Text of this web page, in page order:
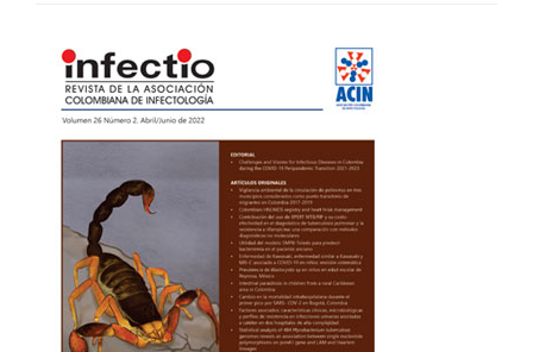
Barra
lateral
del